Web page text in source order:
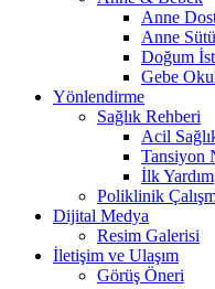
Anne
Anne
Doğum
Gebe
Yönlendirme
Sağlık Rehberi
Acil
Tansiyon
İlk Yardım
Poliklinik
Dijital Medya
Resim Galerisi
İletişim ve Ulaşım
Görüş Öneri